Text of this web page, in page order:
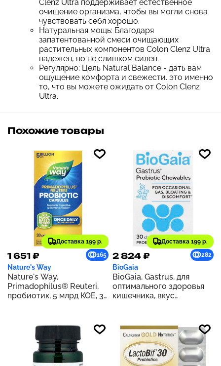
Clenz Ultra поддерживает естественное
очищение организма, чтобы вы могли снова
чувствовать себя хорошо.
Натуральная мощь: Благодаря
запатентованной смеси очищающих
растительных компонентов Colon Clenz Ultra
надежен, но не слишком силен.
Регулярно: Цель Natural Balance - дать вам
ощущение комфорта и свежести. это именно
то, что вы можете ожидать от Colon Clenz
Ultra.
Похожие товары
Доставка 199 р.
1 651 ₽ 165
Nature's Way
Nature's Way,
Primadophilus® Reuteri,
пробиотик, 5 млрд КОЕ, 30
Доставка 199 р.
2 824 ₽ 282
BioGaia
BioGaia, Gastrus, для
оптимального здоровья
кишечника, вкус